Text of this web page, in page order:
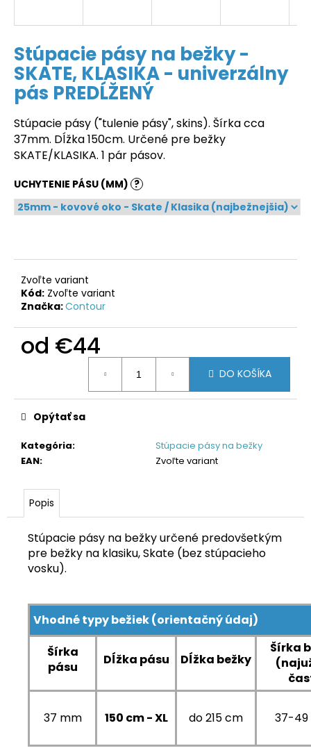
Stúpacie pásy na bežky -
SKATE, KLASIKA - univerzálny
pás PREDĹŽENÝ
Stúpacie pásy ("tulenie pásy", skins). Šírka cca
37mm. Dĺžka 150cm. Určené pre bežky
SKATE/KLASIKA. 1 pár pásov.
UCHYTENIE PÁSU (MM) ?
Zvoľte variant
Kód: Zvoľte variant
Značka:Contour
od €44
DO KOŠÍKA
Kategória:
Stúpacie pásy na bežky
EAN: Zvoľte variant
Opýtať sa
Popis
Stúpacie pásy na bežky určené predovšetkým
pre bežky na klasiku, Skate (bez stúpacieho
vosku).
Vhodné typy bežiek (orientačný údaj)
Šírka
pásu
Dĺžka pásu Dĺžka bežky
Šírka
37 mm 150 cm - XL do 215 cm 37-49
s
ť
?
HĽADAŤ